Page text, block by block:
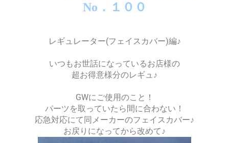
No．１００
レギュレーター(フェイスカバー)編♪
いつもお世話になっているお店様の
超お得意様分のレギュ♪
GWにご使用のこと！
パーツを取っていたら間に合わない！
応急対応にて同メーカーのフェイスカバー♪
お戻りになってから改めて♪